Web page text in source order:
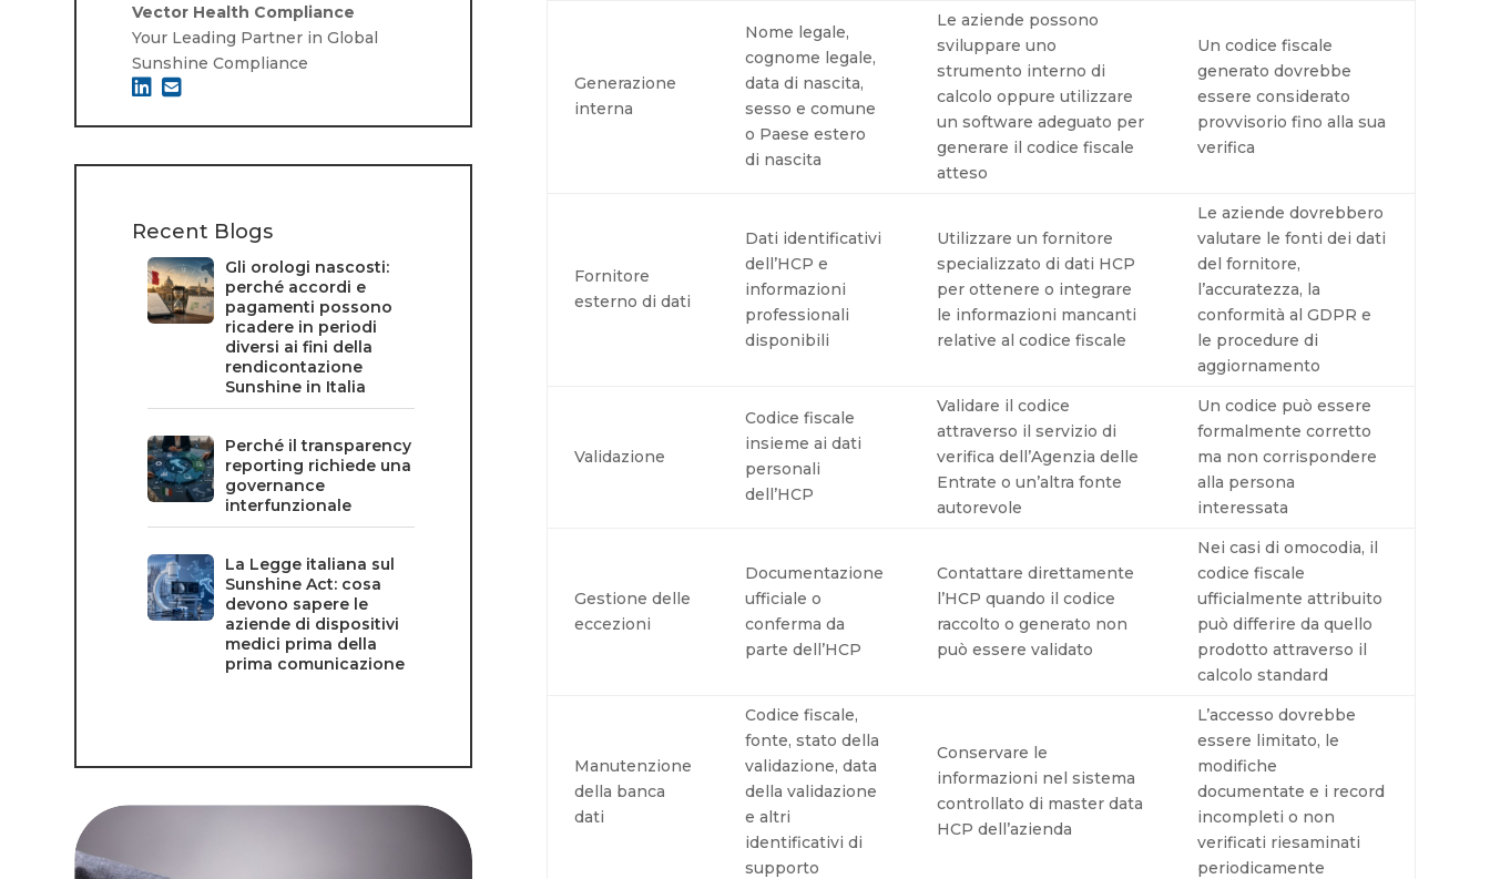
Vector Health Compliance
Your Leading Partner in Global
Sunshine Compliance
Recent Blogs
Gli orologi nascosti:
perché accordi e
pagamenti possono
ricadere in periodi
diversi ai fini della
rendicontazione
Sunshine in Italia
Perché il transparency
reporting richiede una
governance
interfunzionale
La Legge italiana sul
Sunshine Act: cosa
devono sapere le
aziende di dispositivi
medici prima della
prima comunicazione
Generazione
interna
Nome legale,
cognome legale,
data di nascita,
sesso e comune
o Paese estero
di nascita
Le aziende possono
sviluppare uno
strumento interno di
calcolo oppure utilizzare
un software adeguato per
generare il codice fiscale
atteso
Un codice fiscale
generato dovrebbe
essere considerato
provvisorio fino alla sua
verifica
Fornitore
esterno di dati
Dati identificativi
dell’HCP e
informazioni
professionali
disponibili
Utilizzare un fornitore
specializzato di dati HCP
per ottenere o integrare
le informazioni mancanti
relative al codice fiscale
Le aziende dovrebbero
valutare le fonti dei dati
del fornitore,
l’accuratezza, la
conformità al GDPR e
le procedure di
aggiornamento
Validazione
Codice fiscale
insieme ai dati
personali
dell’HCP
Validare il codice
attraverso il servizio di
verifica dell’Agenzia delle
Entrate o un’altra fonte
autorevole
Un codice può essere
formalmente corretto
ma non corrispondere
alla persona
interessata
Gestione delle
eccezioni
Documentazione
ufficiale o
conferma da
parte dell’HCP
Contattare direttamente
l’HCP quando il codice
raccolto o generato non
può essere validato
Nei casi di omocodia, il
codice fiscale
ufficialmente attribuito
può differire da quello
prodotto attraverso il
calcolo standard
Manutenzione
della banca
dati
Codice fiscale,
fonte, stato della
validazione, data
della validazione
e altri
identificativi di
supporto
Conservare le
informazioni nel sistema
controllato di master data
HCP dell’azienda
L’accesso dovrebbe
essere limitato, le
modifiche
documentate e i record
incompleti o non
verificati riesaminati
periodicamente